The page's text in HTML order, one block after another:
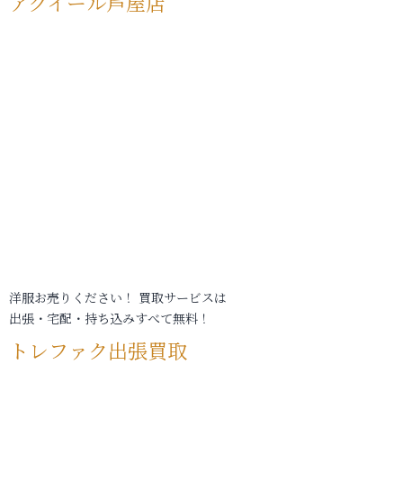
洋服お売りください！ 買取サービスは
出張・宅配・持ち込みすべて無料！
トレファク出張買取